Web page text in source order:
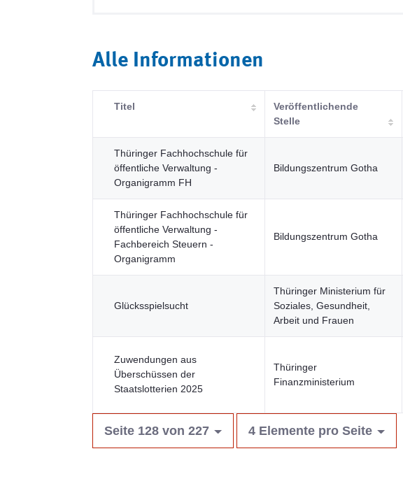
Alle Informationen
Titel
Veröffentlichende
Stelle
Thüringer Fachhochschule für
öffentliche Verwaltung -
Organigramm FH
Bildungszentrum Gotha
Thüringer Fachhochschule für
öffentliche Verwaltung -
Fachbereich Steuern -
Organigramm
Bildungszentrum Gotha
Glücksspielsucht
Thüringer Ministerium für
Soziales, Gesundheit,
Arbeit und Frauen
Zuwendungen aus
Überschüssen der
Staatslotterien 2025
Thüringer
Finanzministerium
Seite 128 von 227 4 Elemente pro Seite